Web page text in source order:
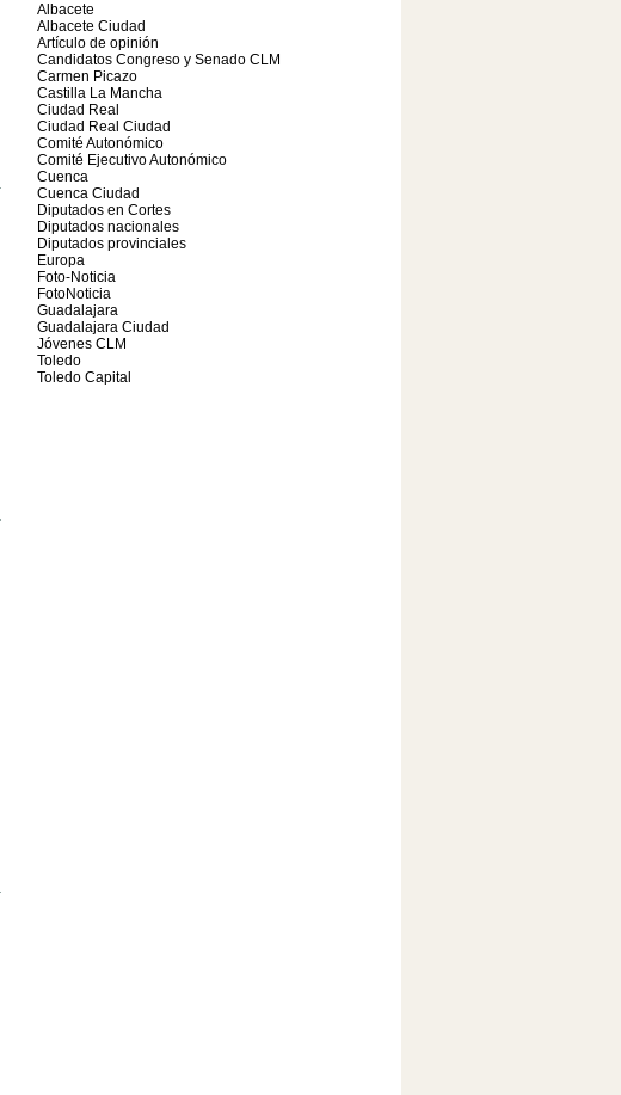
Albacete
Albacete Ciudad
Artículo de opinión
Candidatos Congreso y Senado CLM
Carmen Picazo
Castilla La Mancha
Ciudad Real
Ciudad Real Ciudad
Comité Autonómico
Comité Ejecutivo Autonómico
Cuenca
Cuenca Ciudad
Diputados en Cortes
Diputados nacionales
Diputados provinciales
Europa
Foto-Noticia
FotoNoticia
Guadalajara
Guadalajara Ciudad
Jóvenes CLM
Toledo
Toledo Capital